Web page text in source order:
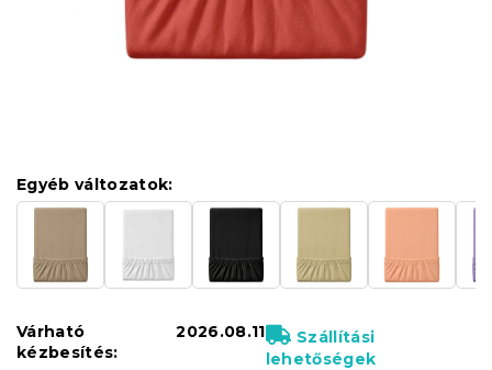
Egyéb változatok:
Várható
kézbesítés:
2026.08.11
Szállítási
lehetőségek